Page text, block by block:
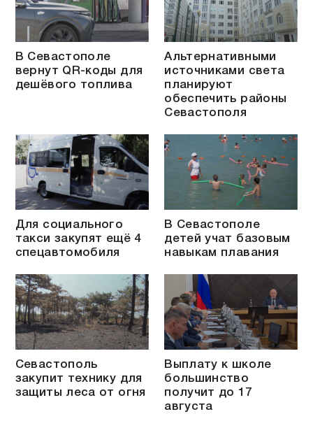
В Севастополе
вернут QR-коды для
дешёвого топлива
Альтернативными
источниками света
планируют
обеспечить районы
Севастополя
Для социального
такси закупят ещё 4
спецавтомобиля
В Севастополе
детей учат базовым
навыкам плавания
Севастополь
закупит технику для
защиты леса от огня
Выплату к школе
большинство
получит до 17
августа